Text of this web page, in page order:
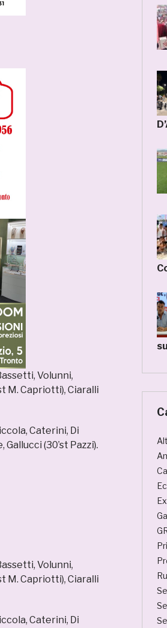
Volunni,
M. Capriotti), Ciaralli
Caterini, Di
(30’st Pazzi).
Volunni,
M. Capriotti), Ciaralli
Caterini, Di